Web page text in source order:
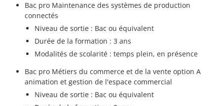
Bac pro Maintenance des systèmes de production
connectés
Niveau de sortie : Bac ou équivalent
Durée de la formation : 3 ans
Modalités de scolarité : temps plein, en présence
Bac pro Métiers du commerce et de la vente option A
animation et gestion de l'espace commercial
Niveau de sortie : Bac ou équivalent